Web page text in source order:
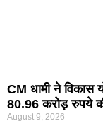
CM धामी ने
80.96 करोड़ रुपये की
August 9, 2026